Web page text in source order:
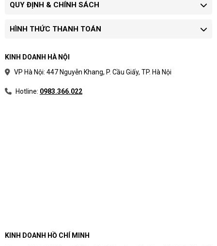
QUY ĐỊNH & CHÍNH SÁCH
HÌNH THỨC THANH TOÁN
KINH DOANH HÀ NỘI
VP Hà Nội: 447 Nguyễn Khang, P. Cầu Giấy, TP. Hà Nội
Hotline: 0983.366.022
KINH DOANH HỒ CHÍ MINH